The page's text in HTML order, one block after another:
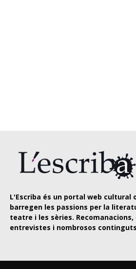
L'Escriba és un portal web cultural
barregen les passions per la
teatre i les sèries.
entrevistes i nombrosos